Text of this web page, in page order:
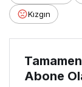
Kızgın
Abone